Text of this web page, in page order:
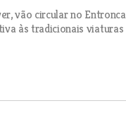
vão circular no
às tradicionais